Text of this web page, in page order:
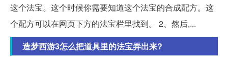
这个法宝。这个时候你需要知道这个法宝的合成配方。这
个配方可以在网页下方的法宝栏里找到。 2、然后,...
造梦西游3怎么把道具里的法宝弄出来?